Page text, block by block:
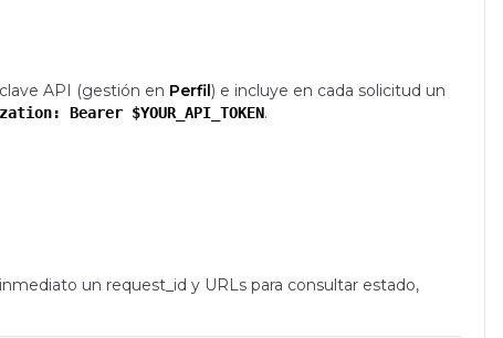
API (gestión en Perfil) e incluye en cada solicitud un
Bearer $YOUR_API_TOKEN.
un request_id y URLs para consultar estado,